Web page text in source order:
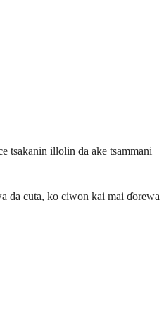
tsakanin illolin da ake tsammani
da cuta, ko ciwon kai mai ɗorewa